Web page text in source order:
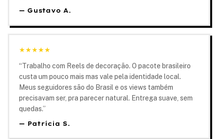
— Gustavo A.
★★★★★
“Trabalho com Reels de decoração. O pacote brasileiro
custa um pouco mais mas vale pela identidade local.
Meus seguidores são do Brasil e os views também
precisavam ser, pra parecer natural. Entrega suave, sem
quedas.”
— Patrícia S.